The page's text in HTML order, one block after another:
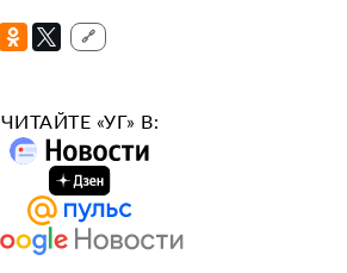
🔗
ЧИТАЙТЕ «УГ» В: